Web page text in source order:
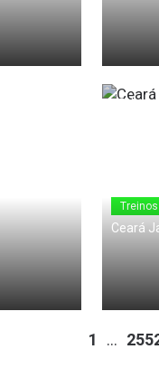
17 de
Treinos
Ceará
1 ...